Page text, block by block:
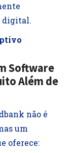
digital.
Software
Além de
não é
um
oferece: